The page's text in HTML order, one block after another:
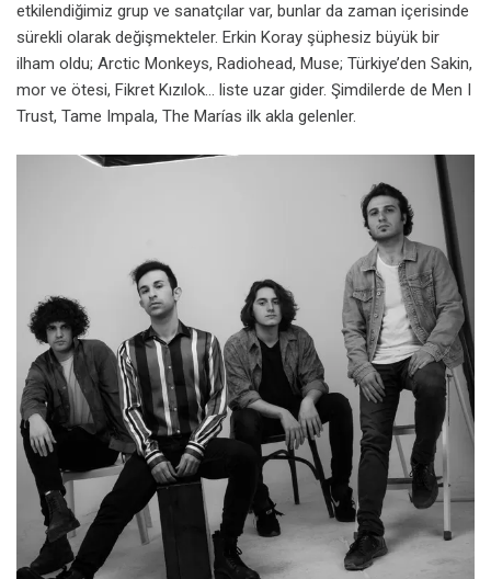
etkilendiğimiz grup ve sanatçılar var, bunlar da zaman içerisinde
sürekli olarak değişmekteler. Erkin Koray şüphesiz büyük bir
ilham oldu; Arctic Monkeys, Radiohead, Muse; Türkiye’den Sakin,
mor ve ötesi, Fikret Kızılok… liste uzar gider. Şimdilerde de Men I
Trust, Tame Impala, The Marías ilk akla gelenler.